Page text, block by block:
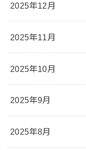
2025年12月
2025年11月
2025年10月
2025年9月
2025年8月